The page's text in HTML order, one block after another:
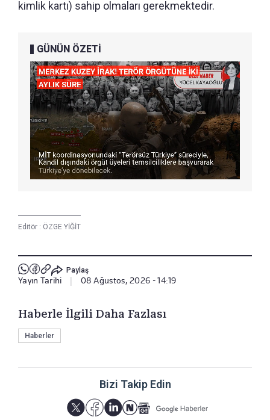
kimlik kartı) sahip olmaları gerekmektedir.
GÜNÜN ÖZETİ
Editör : ÖZGE YİĞİT
Paylaş
Yayın Tarihi 08 Ağustos, 2026 - 14:19
Haberle İlgili Daha Fazlası
Haberler
Bizi Takip Edin